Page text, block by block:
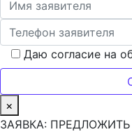
Даю согласие на
×
ЗАЯВКА: